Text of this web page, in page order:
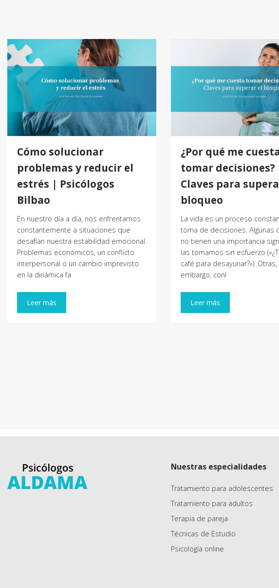
Cómo solucionar
problemas y reducir el
estrés | Psicólogos
Bilbao
En nuestro día a día, nos enfrentamos
constantemente a situaciones que
desafían nuestra estabilidad emocional.
Problemas económicos, un conflicto
interpersonal o un cambio imprevisto
en la dinámica fa
Leer más
¿Por qué me
tomar decisiones?
Claves para
bloqueo
La vida es un proceso
toma de decisiones. Algunas
no tienen una importancia
las tomamos sin esfuerzo
café para desayunar?»). Otras,
embargo, conl
Leer más
Nuestras especialidades
Tratamiento para adolescentes
Tratamiento para adultos
Terapia de pareja
Técnicas de Estudio
Psicología online